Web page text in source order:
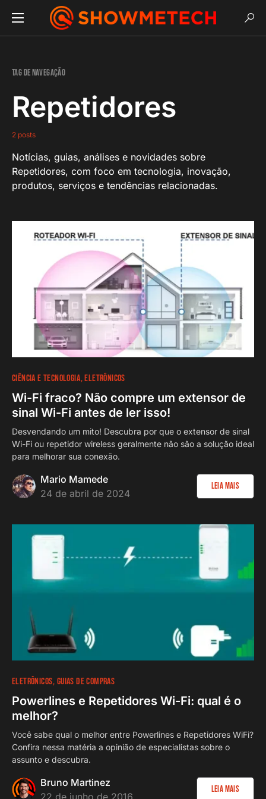
Tag de navegação
Repetidores
2 posts
Notícias, guias, análises e novidades sobre
Repetidores, com foco em tecnologia, inovação,
produtos, serviços e tendências relacionadas.
CIÊNCIA E TECNOLOGIA ELETRÔNICOS
Wi-Fi fraco? Não compre um extensor de
sinal Wi-Fi antes de ler isso!
Desvendando um mito! Descubra por que o extensor de sinal
Wi-Fi ou repetidor wireless geralmente não são a solução ideal
para melhorar sua conexão.
Mario Mamede
24 de abril de 2024
Leia Mais
ELETRÔNICOS GUIAS DE COMPRAS
Powerlines e Repetidores Wi-Fi: qual é o
melhor?
Você sabe qual o melhor entre Powerlines e Repetidores WiFi?
Confira nessa matéria a opinião de especialistas sobre o
assunto e descubra.
Bruno Martinez
22 de junho de 2016
Leia Mais